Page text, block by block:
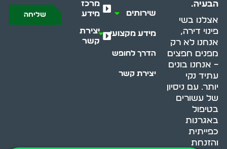
הבעיה.
אצלנו בשי
פינוי דירה,
אנחנו לא רק
מפנים חפצים
– אנחנו בונים
עתיד נקי
יותר. עם ניסיון
של עשורים
בטיפול
באגרנות
כפייתית
והזנחת
שירותים
מידע מקצועי
הדרך לחופש
יצירת קשר
מרכז
מידע
יצירת
קשר
שליחה